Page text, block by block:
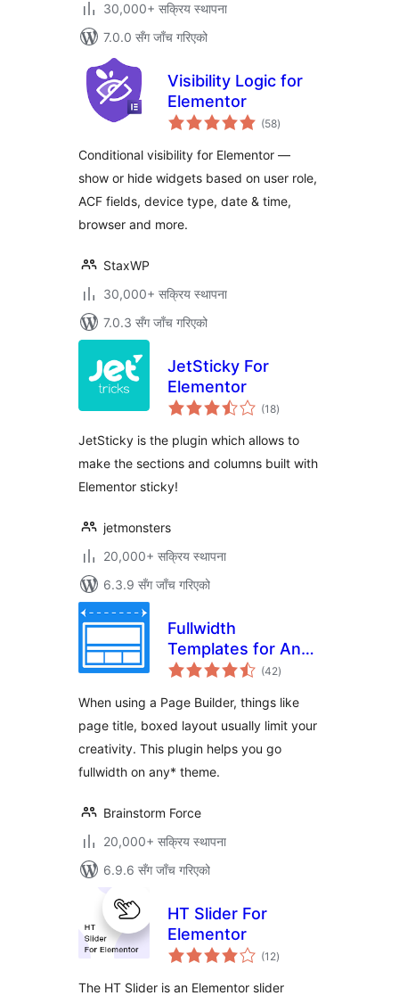
30,000+ सक्रिय स्थापना
7.0.0 सँग जाँच गरिएको
Visibility Logic for
Elementor
(58कुल
रेटिङ्गहरू
)
Conditional visibility for Elementor —
show or hide widgets based on user role,
ACF fields, device type, date & time,
browser and more.
StaxWP
30,000+ सक्रिय स्थापना
7.0.3 सँग जाँच गरिएको
JetSticky For
Elementor
(18कुल
रेटिङ्गहरू
)
JetSticky is the plugin which allows to
make the sections and columns built with
Elementor sticky!
jetmonsters
20,000+ सक्रिय स्थापना
6.3.9 सँग जाँच गरिएको
Fullwidth
Templates for Any
Theme & Page
(42कुल
रेटिङ्गहरू
)
When using a Page Builder, things like
page title, boxed layout usually limit your
creativity. This plugin helps you go
fullwidth on any* theme.
Brainstorm Force
20,000+ सक्रिय स्थापना
6.9.6 सँग जाँच गरिएको
HT Slider For
Elementor
(12कुल
रेटिङ्गहरू
)
The HT Slider is an Elementor slider